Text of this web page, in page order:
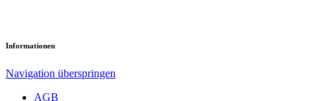
Informationen
Navigation überspringen
AGB